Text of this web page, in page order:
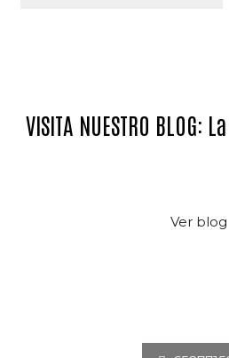
VISITA NUESTRO BLOG:
Ver blog